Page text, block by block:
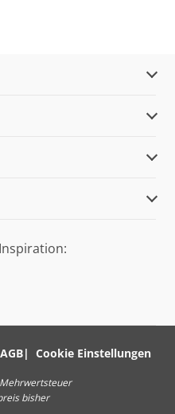
AGB Cookie Einstellungen
bisher